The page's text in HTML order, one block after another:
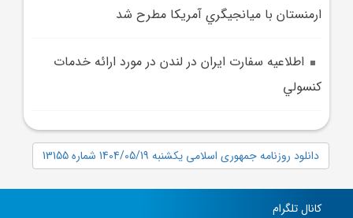
ارمنستان با ميانجيگري آمريکا مطرح شد
اطلاعيه سفارت ايران در لندن در مورد ارائه خدمات
کنسولي
دانلود روزنامه جمهوری اسلامی یکشنبه 1404/05/19 شماره 13155
کانال تلگرام